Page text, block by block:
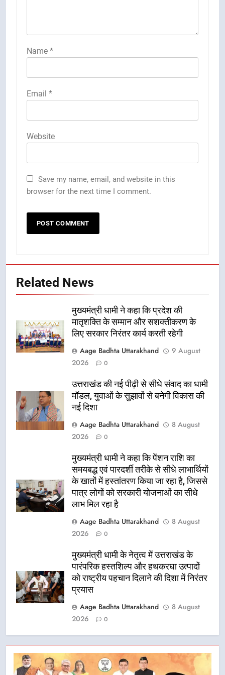
Name *
Email *
Website
Save my name, email, and website in this
browser for the next time I comment.
Related News
मुख्यमंत्री धामी ने कहा कि प्रदेश की
मातृशक्ति के सम्मान और सशक्तीकरण के
लिए सरकार निरंतर कार्य करती रहेगी
Aage Badhta Uttarakhand
9 August
2026
0
उत्तराखंड की नई पीढ़ी से सीधे संवाद का धामी
मॉडल, युवाओं के सुझावों से बनेगी विकास की
नई दिशा
Aage Badhta Uttarakhand
8 August
2026
0
मुख्यमंत्री धामी ने कहा कि पेंशन राशि का
समयबद्ध एवं पारदर्शी तरीके से सीधे लाभार्थियों
के खातों में हस्तांतरण किया जा रहा है, जिससे
पात्र लोगों को सरकारी योजनाओं का सीधे
लाभ मिल रहा है
Aage Badhta Uttarakhand
8 August
2026
0
मुख्यमंत्री धामी के नेतृत्व में उत्तराखंड के
पारंपरिक हस्तशिल्प और हथकरघा उत्पादों
को राष्ट्रीय पहचान दिलाने की दिशा में निरंतर
प्रयास
Aage Badhta Uttarakhand
8 August
2026
0